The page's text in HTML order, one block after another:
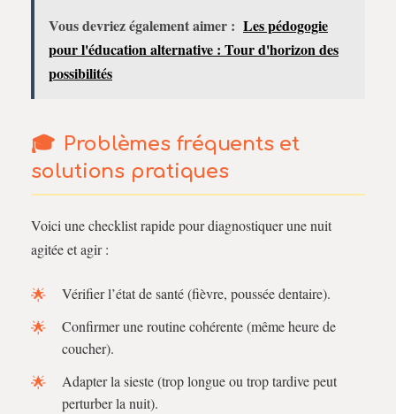
Vous devriez également aimer : Les pédogogie
pour l'éducation alternative : Tour d'horizon des
possibilités
Problèmes fréquents et
solutions pratiques
Voici une checklist rapide pour diagnostiquer une nuit
agitée et agir :
Vérifier l’état de santé (fièvre, poussée dentaire).
Confirmer une routine cohérente (même heure de
coucher).
Adapter la sieste (trop longue ou trop tardive peut
perturber la nuit).